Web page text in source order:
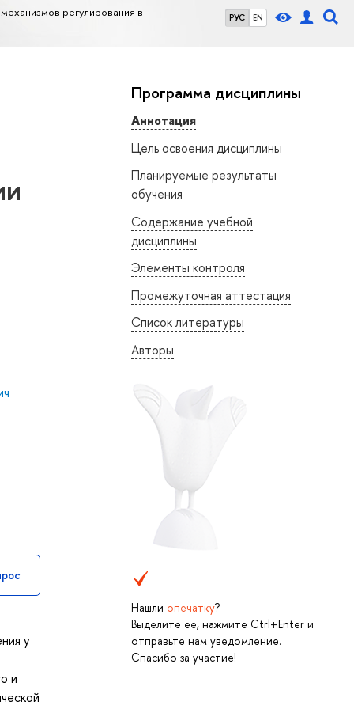
РУС EN
регулирования в
Программа дисциплины
Аннотация
Цель освоения дисциплины
Планируемые результаты
обучения
Содержание учебной
дисциплины
Элементы контроля
Промежуточная аттестация
Список литературы
Авторы
Нашли опечатку?
Выделите её, нажмите Ctrl+Enter и
отправьте нам уведомление.
Спасибо за участие!
у
и